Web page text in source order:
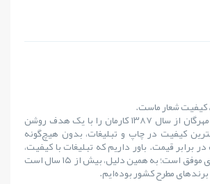
ما در چاپ و تبلیغات مهرگان از سال ۱۳۸۷ کارمان را با یک هدف روشن
کیفیت در چاپ و تبلیغات، بدون هیچ‌گونه
قیمت. باور داریم که تبلیغات با کیفیت،
شایستهٔ کسب‌وکارهای موفق است؛ به همین دلیل، بیش از ۱۵ سال است
مطرح کشور بوده‌ایم.